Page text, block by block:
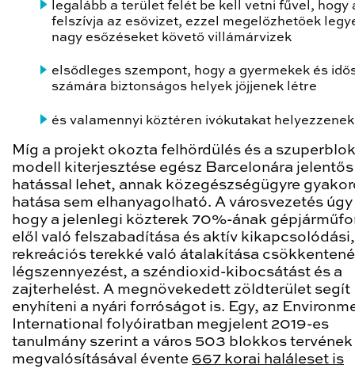
legalább a terület felét be kell vetni fűvel, hogy
felszívja az esővizet, ezzel megelőzhetőek
nagy esőzéseket követő villámárvizek
elsődleges szempont, hogy a gyermekek és
számára biztonságos helyek jöjjenek létre
és valamennyi köztéren ivókutakat
Míg a projekt okozta felhördülés és a
modell kiterjesztése egész Barcelonára jelentős
hatással lehet, annak közegészségügyre
hatása sem elhanyagolható. A városvezetés
hogy a jelenlegi közterek 70%-ának
elől való felszabadítása és aktív kikapcsolódási,
rekreációs terekké való átalakítása
légszennyezést, a széndioxid-kibocsátást és a
zajterhelést. A megnövekedett zöldterület segít
enyhíteni a nyári forróságot is. Egy, az
International folyóiratban megjelent 2019-es
tanulmány szerint a város 503 blokkos
megvalósításával évente 667 korai haláleset is